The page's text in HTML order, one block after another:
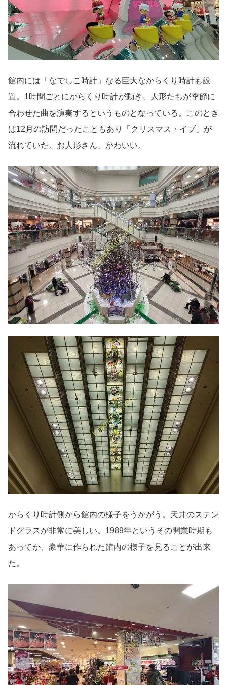
館内には「なでしこ時計」なる巨大なからくり時計も設
置。1時間ごとにからくり時計が動き、人形たちが季節に
合わせた曲を演奏するというものとなっている。このとき
は12月の訪問だったこともあり「クリスマス・イブ」が
流れていた。お人形さん、かわいい。
からくり時計側から館内の様子をうかがう。天井のステン
ドグラスが非常に美しい。1989年というその開業時期も
あってか、豪華に作られた館内の様子を見ることが出来
た。